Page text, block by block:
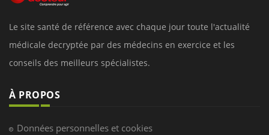
Le site santé de référence avec chaque jour toute l'actualité
médicale decryptée par des médecins en exercice et les
conseils des meilleurs spécialistes.
À PROPOS
Données personnelles et cookies